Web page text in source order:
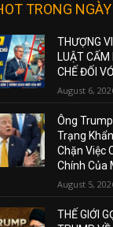
TRONG NGÀY
THƯỢNG
LUẬT CẤM
CHẾ ĐỐI
August 6,
Ông
Trạng
Chặn Việc
Chính Của
August 5,
THẾ GIỚI